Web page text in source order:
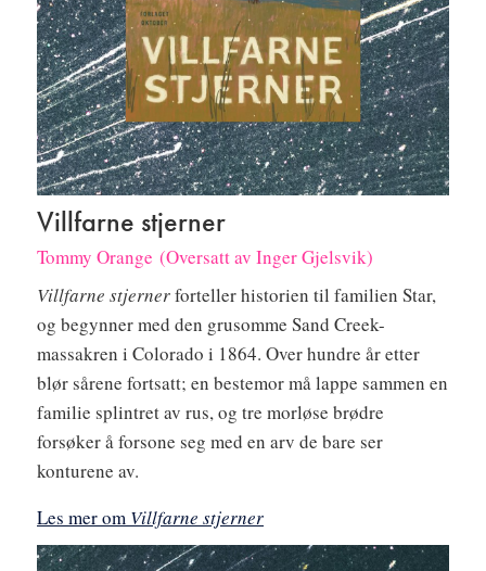
Villfarne stjerner
Tommy Orange (Oversatt av Inger Gjelsvik)
Villfarne stjernerforteller historien til familien Star,
og begynner med den grusomme Sand Creek-
massakren i Colorado i 1864. Over hundre år etter
blør sårene fortsatt; en bestemor må lappe sammen en
familie splintret av rus, og tre morløse brødre
forsøker å forsone seg med en arv de bare ser
konturene av.
Les mer om Villfarne stjerner